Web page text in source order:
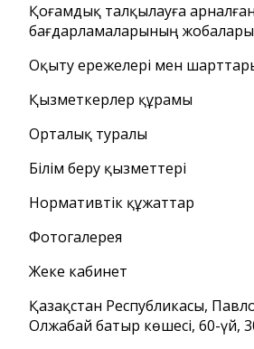
Қоғамдық талқылауға арналған
бағдарламаларының жобалары
Оқыту ережелері мен
Қызметкерлер құрамы
Орталық туралы
Білім беру қызметтері
Нормативтік құжаттар
Фотогалерея
Жеке кабинет
Қазақстан Республикасы,
Олжабай батыр көшесі, 60-үй,